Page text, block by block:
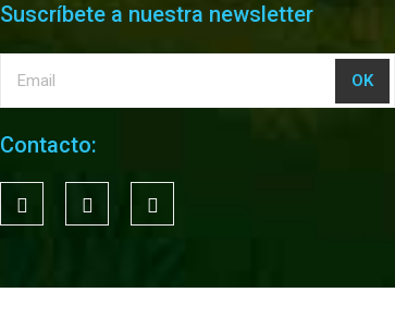
Suscríbete a nuestra newsletter
Contacto: